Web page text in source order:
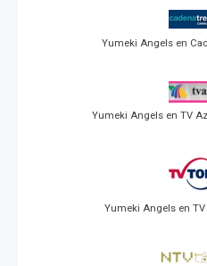
Yumeki Angels en
Yumeki Angels en TV
Yumeki Angels en